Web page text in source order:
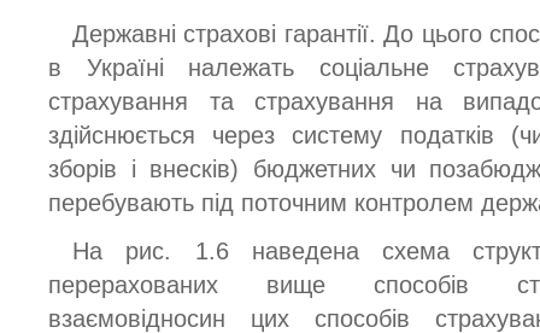
Державні страхові гарантії. До цього
в Україні належать соціальне
страхування та страхування на
здійснюється через систему податків
зборів і внесків) бюджетних чи
перебувають під поточним контролем
На рис. 1.6 наведена схема
перерахованих вище способів
взаємовідносин цих способів